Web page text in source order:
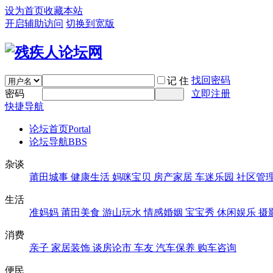
设为首页收藏本站
开启辅助访问 切换到宽版
记 住 找回密码
密码
立即注册
快捷导航
论坛首页Portal
论坛导航BBS
杂谈
莆田城事 健康生活 妈咪宝贝 房产家居 车迷乐园 社区管
生活
准妈妈 莆田美食 游山玩水 情感婚姻 宝宝秀 休闲娱乐 摄
消费
亲子 家居装饰 谈房论市 车友 汽车保养 购车咨询
便民